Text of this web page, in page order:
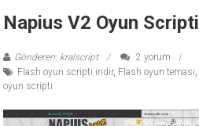
Napius V2 Oyun Scripti
Gönderen: kralscript
2 yorum
Flash oyun scripti indir, Flash oyun teması
oyun scripti